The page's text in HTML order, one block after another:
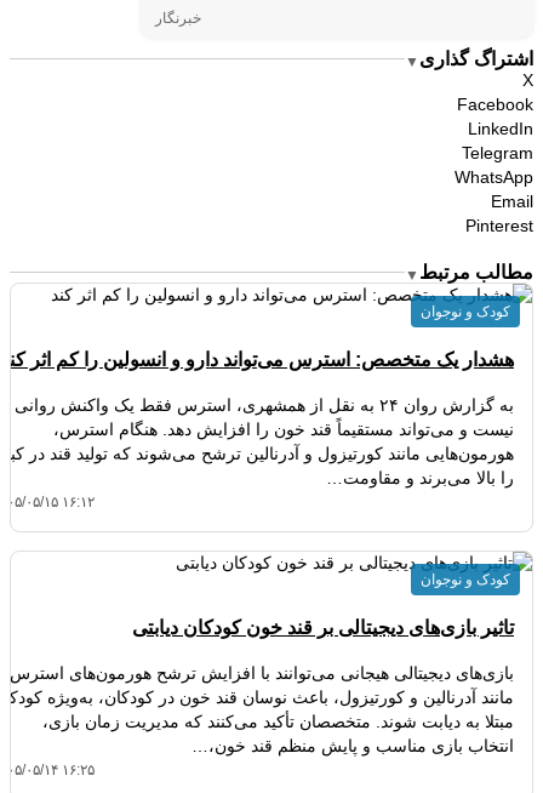
خبرنگار
اشتراگ گذاری ▼
X
Facebook
LinkedIn
Telegram
WhatsApp
Email
Pinterest
مطالب مرتبط ▼
هشدار یک متخصص: استرس می‌تواند دارو و انسولین را کم‌ اثر کند
به گزارش روان ۲۴ به نقل از همشهری، استرس فقط یک واکنش روانی
نیست و می‌تواند مستقیماً قند خون را افزایش دهد. هنگام استرس،
هورمون‌هایی مانند کورتیزول و آدرنالین ترشح می‌شوند که تولید قند در کبد
را بالا می‌برند و مقاومت…
۱۴۰۵/۰۵/۱۵
کودک و نوجوان
تاثیر بازی‌های دیجیتالی بر قند خون کودکان دیابتی
بازی‌های دیجیتالی هیجانی می‌توانند با افزایش ترشح هورمون‌های استرس
مانند آدرنالین و کورتیزول، باعث نوسان قند خون در کودکان، به‌ویژه
مبتلا به دیابت شوند. متخصصان تأکید می‌کنند که مدیریت زمان بازی،
انتخاب بازی مناسب و پایش منظم قند خون،…
۱۴۰۵/۰۵/۱۴
کودک و نوجوان